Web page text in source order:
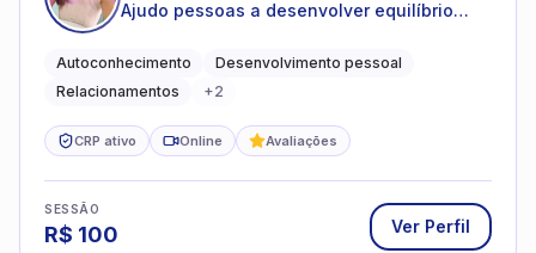
Ajudo pessoas a desenvolver equilíbrio
Autoconhecimento
Desenvolvimento pessoal
Relacionamentos
+2
CRP ativo Online Avaliações
SESSÃO
R$ 100 Ver Perfil